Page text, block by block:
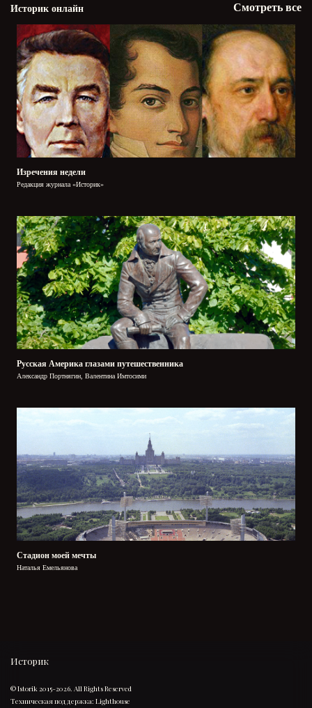
Историк онлайн Смотреть все
Изречения недели
Редакция журнала «Историк»
Русская Америка глазами путешественника
Александр Портнягин, Валентина Имтосими
Стадион моей мечты
Наталья Емельянова
Историк
© Istorik 2015-2026. All Rights Reserved
Техническая поддержка: Lighthouse